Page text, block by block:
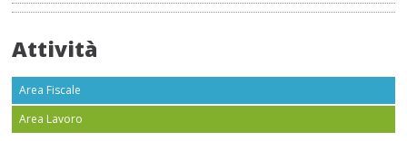
Attività
Area Fiscale
Area Lavoro